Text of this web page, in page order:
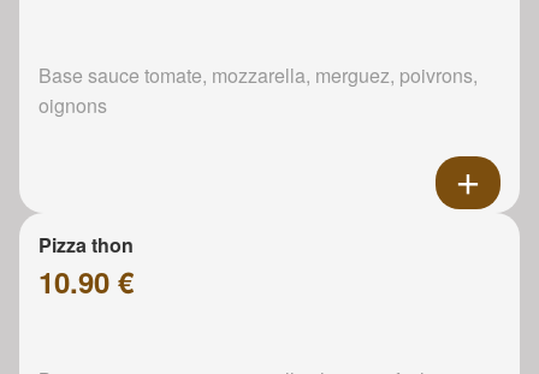
Base sauce tomate, mozzarella, merguez, poivrons,
oignons
Pizza thon
10.90 €